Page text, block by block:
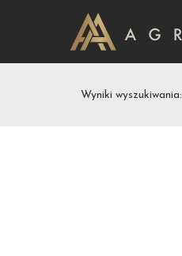
Wyniki wyszukiwania: